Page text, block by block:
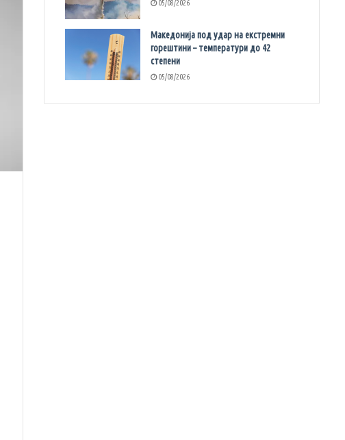
05/08/2026
Македонија под удар на екстремни
горештини – температури до 42
степени
05/08/2026